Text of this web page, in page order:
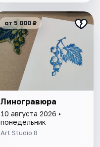
от 5 000 ₽
Линогравюра
10 августа 2026 •
понедельник
Art Studio 8